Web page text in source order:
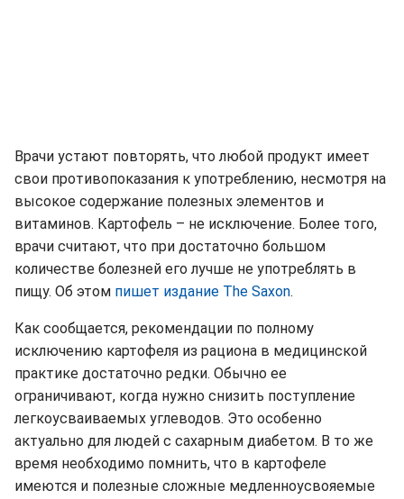
Врачи устают повторять, что любой продукт имеет
свои противопоказания к употреблению, несмотря на
высокое содержание полезных элементов и
витаминов. Картофель – не исключение. Более того,
врачи считают, что при достаточно большом
количестве болезней его лучше не употреблять в
пищу. Об этом пишет издание The Saxon.
Как сообщается, рекомендации по полному
исключению картофеля из рациона в медицинской
практике достаточно редки. Обычно ее
ограничивают, когда нужно снизить поступление
легкоусваиваемых углеводов. Это особенно
актуально для людей с сахарным диабетом. В то же
время необходимо помнить, что в картофеле
имеются и полезные сложные медленноусвояемые